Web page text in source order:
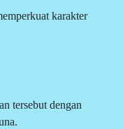
karakter
tersebut dengan